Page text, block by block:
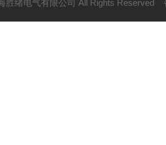
胜绪电气有限公司 All Rights Reserved